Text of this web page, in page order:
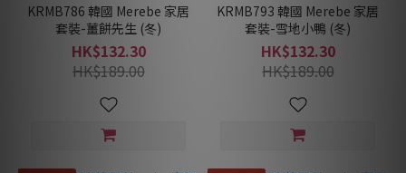
KRMB786 韓國 Merebe 家居
套裝-薑餅先生 (冬)
HK$132.30
HK$189.00
KRMB793 韓國 Merebe 家居
套裝-雪地小鴨 (冬)
HK$132.30
HK$189.00